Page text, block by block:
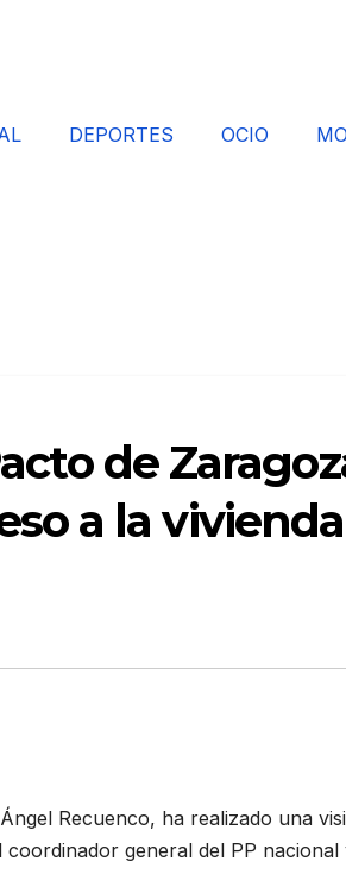
DEPORTES OCIO
de
a la
Recuenco, ha realizado una
general del PP